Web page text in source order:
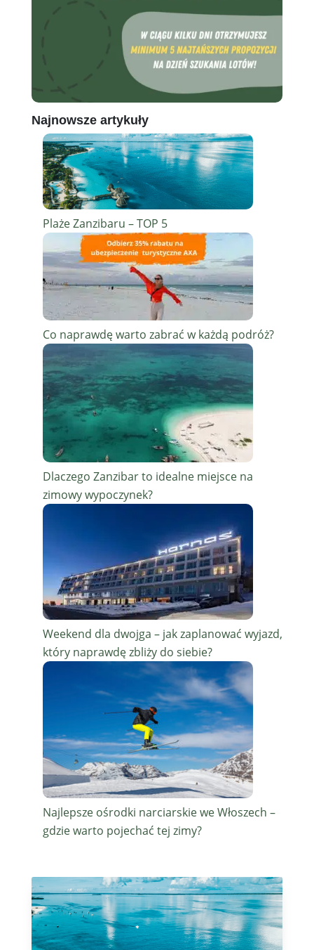
Najnowsze artykuły
Plaże Zanzibaru – TOP 5
Co naprawdę warto zabrać w każdą podróż?
Dlaczego Zanzibar to idealne miejsce na
zimowy wypoczynek?
Weekend dla dwojga – jak zaplanować wyjazd,
który naprawdę zbliży do siebie?
Najlepsze ośrodki narciarskie we Włoszech –
gdzie warto pojechać tej zimy?